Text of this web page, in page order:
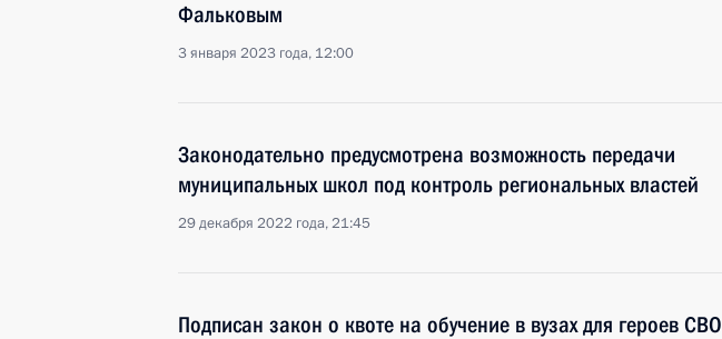
Фальковым
3 января 2023 года, 12:00
Законодательно предусмотрена возможность передачи
муниципальных школ под контроль региональных властей
29 декабря 2022 года, 21:45
Подписан закон о квоте на обучение в вузах для героев СВО